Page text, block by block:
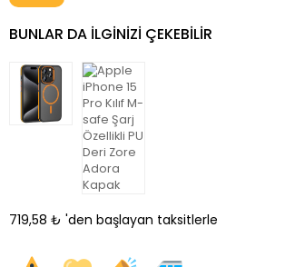
BUNLAR DA ILGINIZI ÇEKEBILIR
719,58 ₺ 'den başlayan taksitlerle